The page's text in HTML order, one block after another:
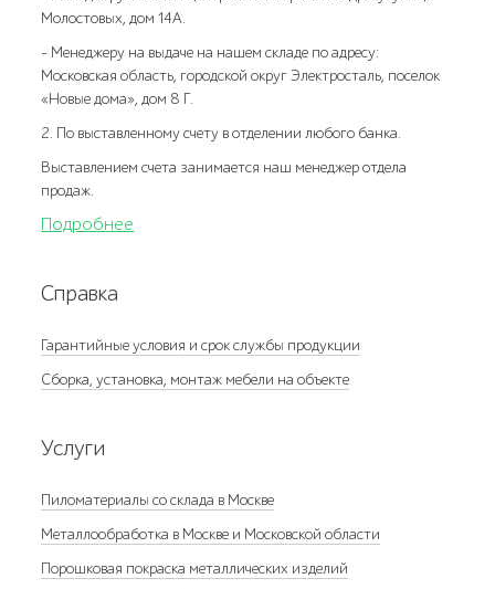
Молостовых, дом 14А.
- Менеджеру на выдаче на нашем складе по адресу:
Московская область, городской округ Электросталь, поселок
«Новые дома», дом 8 Г.
2. По выставленному счету в отделении любого банка.
Выставлением счета занимается наш менеджер отдела
продаж.
Подробнее
Справка
Гарантийные условия и срок службы продукции
Сборка, установка, монтаж мебели на объекте
Услуги
Пиломатериалы со склада в Москве
Металлообработка в Москве и Московской области
Порошковая покраска металлических изделий